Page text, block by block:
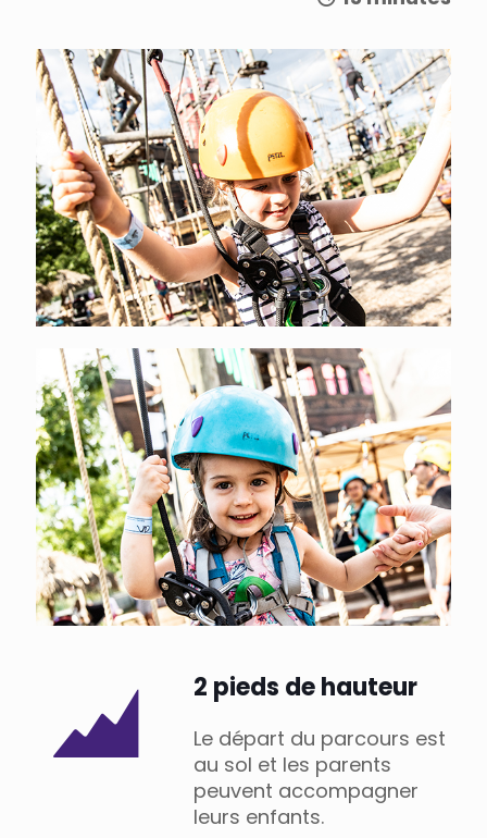
2 pieds de hauteur
Le départ du parcours est
au sol et les parents
peuvent accompagner
leurs enfants.